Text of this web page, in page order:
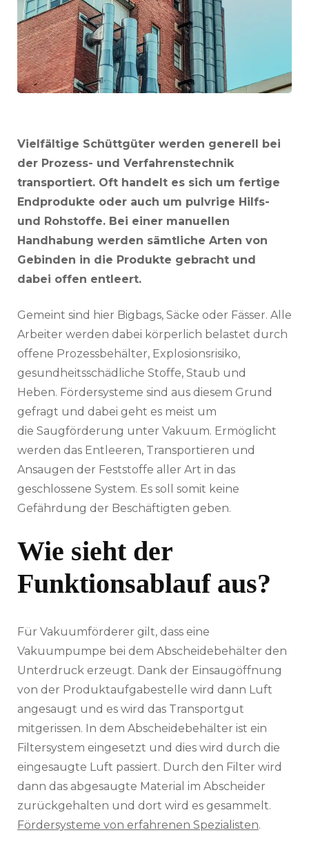
Vielfältige Schüttgüter werden generell bei
der Prozess- und Verfahrenstechnik
transportiert. Oft handelt es sich um fertige
Endprodukte oder auch um pulvrige Hilfs-
und Rohstoffe. Bei einer manuellen
Handhabung werden sämtliche Arten von
Gebinden in die Produkte gebracht und
dabei offen entleert.
Gemeint sind hier Bigbags, Säcke oder Fässer. Alle
Arbeiter werden dabei körperlich belastet durch
offene Prozessbehälter, Explosionsrisiko,
gesundheitsschädliche Stoffe, Staub und
Heben. Fördersysteme sind aus diesem Grund
gefragt und dabei geht es meist um
die Saugförderung unter Vakuum. Ermöglicht
werden das Entleeren, Transportieren und
Ansaugen der Feststoffe aller Art in das
geschlossene System. Es soll somit keine
Gefährdung der Beschäftigten geben.
Wie sieht der
Funktionsablauf aus?
Für Vakuumförderer gilt, dass eine
Vakuumpumpe bei dem Abscheidebehälter den
Unterdruck erzeugt. Dank der Einsaugöffnung
von der Produktaufgabestelle wird dann Luft
angesaugt und es wird das Transportgut
mitgerissen. In dem Abscheidebehälter ist ein
Filtersystem eingesetzt und dies wird durch die
eingesaugte Luft passiert. Durch den Filter wird
dann das abgesaugte Material im Abscheider
zurückgehalten und dort wird es gesammelt.
Fördersysteme von erfahrenen Spezialisten.